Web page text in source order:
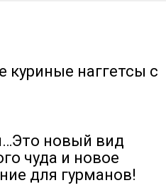
наггетсы с
новый вид
чуда и новое
для гурманов!